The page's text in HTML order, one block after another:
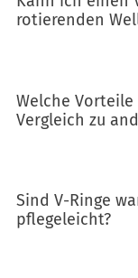
rotierenden
Welche
Vergleich zu
Sind V-Ringe
pflegeleicht?